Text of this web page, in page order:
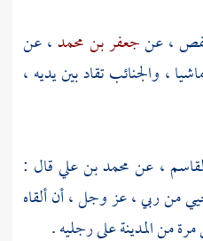
، عنجعفر بن محمد، عن
، والجنائب تقاد بين يديه ،
، عنمحمد بن عليقال :
من ربي ، عز وجل ، أن ألقاه
مرة منالمدينةعلى رجليه .